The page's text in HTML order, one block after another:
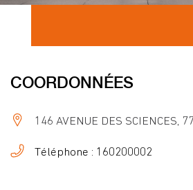
COORDONNÉES
146 AVENUE DES SCIENCES,
Téléphone : 160200002